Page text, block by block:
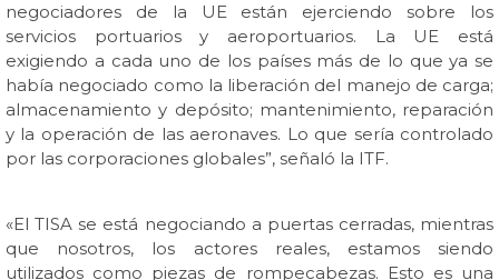
negociadores de la UE están ejerciendo sobre los
servicios portuarios y aeroportuarios. La UE está
exigiendo a cada uno de los países más de lo que ya se
había negociado como la liberación del manejo de carga;
almacenamiento y depósito; mantenimiento, reparación
y la operación de las aeronaves. Lo que sería controlado
por las corporaciones globales”, señaló la ITF.
«El TISA se está negociando a puertas cerradas, mientras
que nosotros, los actores reales, estamos siendo
utilizados como piezas de rompecabezas. Esto es una